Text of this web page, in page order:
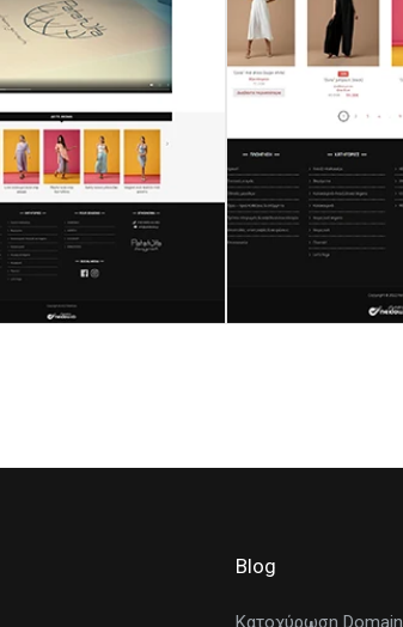
Blog
Κατοχύρωση Domain